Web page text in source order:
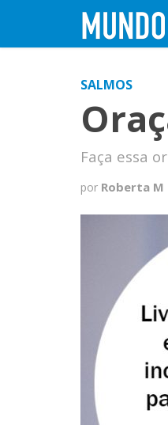
SALMOS
Faça essa
por Roberta M